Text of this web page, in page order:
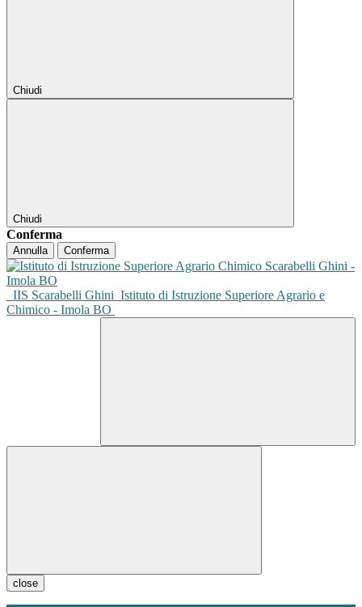
Chiudi
Chiudi
Conferma
Annulla Conferma
IIS Scarabelli Ghini Istituto di Istruzione Superiore Agrario e
Chimico - Imola BO
close